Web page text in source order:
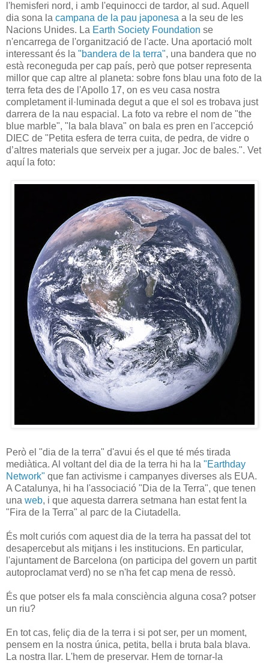
l'hemisferi nord, i amb l'equinocci de tardor, al sud. Aquell
dia sona la campana de la pau japonesa a la seu de les
Nacions Unides. La Earth Society Foundation se
n'encarrega de l'organització de l'acte. Una aportació molt
interessant és la "bandera de la terra", una bandera que no
està reconeguda per cap país, però que potser representa
millor que cap altre al planeta: sobre fons blau una foto de la
terra feta des de l'Apollo 17, on es veu casa nostra
completament il·luminada degut a que el sol es trobava just
darrera de la nau espacial. La foto va rebre el nom de "the
blue marble", "la bala blava" on bala es pren en l'accepció
DIEC de "Petita esfera de terra cuita, de pedra, de vidre o
d’altres materials que serveix per a jugar. Joc de bales.". Vet
aquí la foto:
Però el "dia de la terra" d'avui és el que té més tirada
mediàtica. Al voltant del dia de la terra hi ha la "Earthday
Network" que fan activisme i campanyes diverses als EUA.
A Catalunya, hi ha l'associació "Dia de la Terra", que tenen
una web, i que aquesta darrera setmana han estat fent la
"Fira de la Terra" al parc de la Ciutadella.
És molt curiós com aquest dia de la terra ha passat del tot
desapercebut als mitjans i les institucions. En particular,
l'ajuntament de Barcelona (on participa del govern un partit
autoproclamat verd) no se n'ha fet cap mena de ressò.
És que potser els fa mala consciència alguna cosa? potser
un riu?
En tot cas, feliç dia de la terra i si pot ser, per un moment,
pensem en la nostra única, petita, bella i bruta bala blava.
La nostra llar. L'hem de preservar. Hem de tornar-la